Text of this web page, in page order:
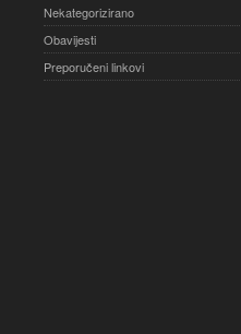
Nekategorizirano
Obavijesti
Preporučeni linkovi